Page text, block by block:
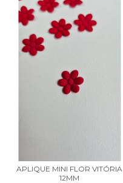
APLIQUE MINI FLOR VITÓRIA
12MM